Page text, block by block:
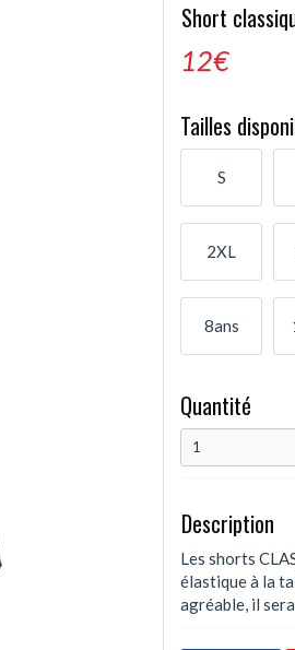
Short
12€
Tailles
S
2XL
8ans
Quantité
Description
Les shorts
élastique à la
agréable, il